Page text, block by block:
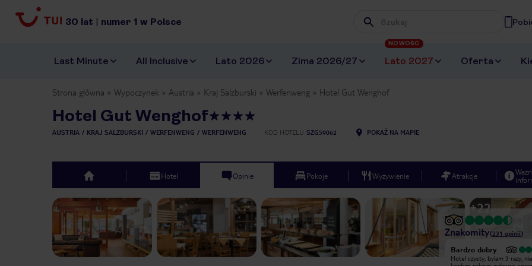
30 lat | numer 1 w Polsce Wpisz frazę, której szukasz
Last Minute All Inclusive Lato 2026 Zima 2026/27 Lato 2027
NOWOŚĆ
Oferta
Strona główna Wypoczynek Austria Kraj Salzburski Werfenweng Hotel Gut Wenghof
Hotel Gut Wenghof
AUSTRIA KRAJ SALZBURSKI WERFENWENG WERFENWENG KOD HOTELU SZG59062 POKAŻ NA MAPIE
top Hotel Opinie Pokoje Wyżywienie Atrakcje
Previous slide +22
Znakomity(231 opinii)
Bardzo dobry
Bardzo ładny i dobrze wyposażony
Bardzo dobry
Hotel czysty, bylam 3 razy,